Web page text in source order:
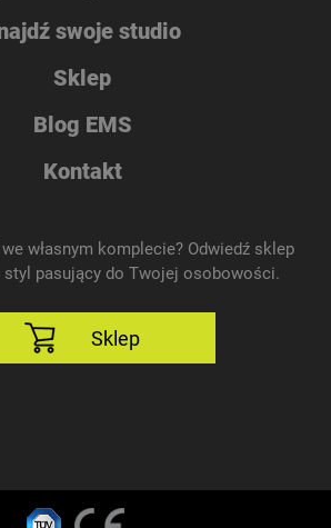
swoje studio
Sklep
Blog EMS
Kontakt
własnym komplecie? Odwiedź sklep
pasujący do Twojej osobowości.
Sklep